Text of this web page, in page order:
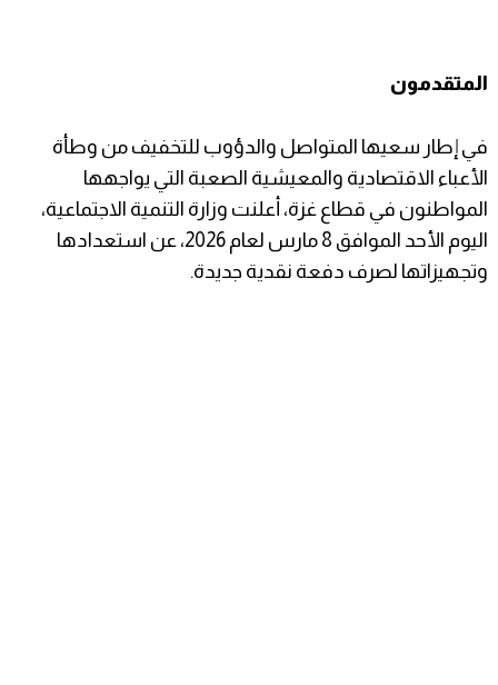
المتقدمون
​في إطار سعيها المتواصل والدؤوب للتخفيف من وطأة
الأعباء الاقتصادية والمعيشية الصعبة التي يواجهها
المواطنون في قطاع غزة، أعلنت وزارة التنمية الاجتماعية،
اليوم الأحد الموافق 8 مارس لعام 2026، عن استعدادها
وتجهيزاتها لصرف دفعة نقدية جديدة.